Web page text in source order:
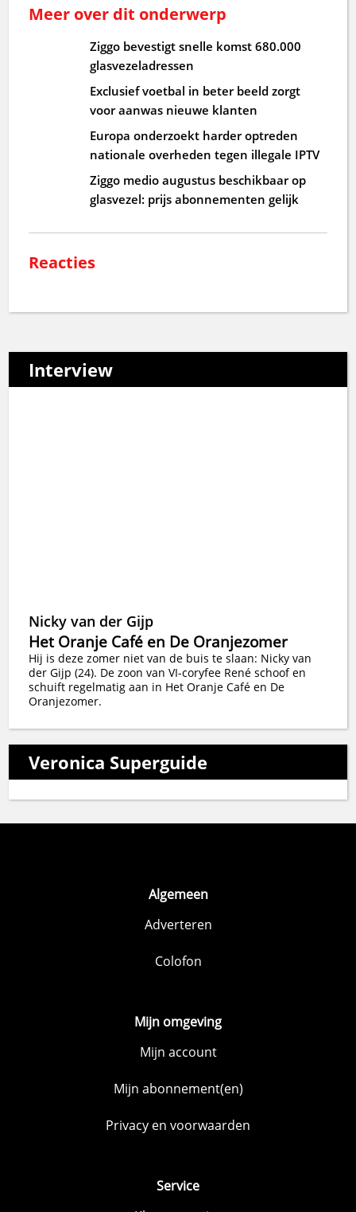
Meer over dit onderwerp
Ziggo bevestigt snelle komst 680.000
glasvezeladressen
Exclusief voetbal in beter beeld zorgt
voor aanwas nieuwe klanten
Europa onderzoekt harder optreden
nationale overheden tegen illegale IPTV
Ziggo medio augustus beschikbaar op
glasvezel: prijs abonnementen gelijk
Reacties
Interview
Nicky van der Gijp
Het Oranje Café en De Oranjezomer
Hij is deze zomer niet van de buis te slaan: Nicky van
der Gijp (24). De zoon van VI-coryfee René schoof en
schuift regelmatig aan in Het Oranje Café en De
Oranjezomer.
Veronica Superguide
Algemeen
Adverteren
Colofon
Mijn omgeving
Mijn account
Mijn abonnement(en)
Privacy en voorwaarden
Service